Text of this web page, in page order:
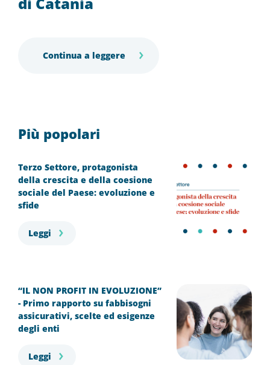
Continua a leggere
Più popolari
Terzo Settore, protagonista
della crescita e della coesione
sociale del Paese: evoluzione e
sfide
Leggi
“IL NON PROFIT IN EVOLUZIONE”
- Primo rapporto su fabbisogni
assicurativi, scelte ed esigenze
degli enti
Leggi